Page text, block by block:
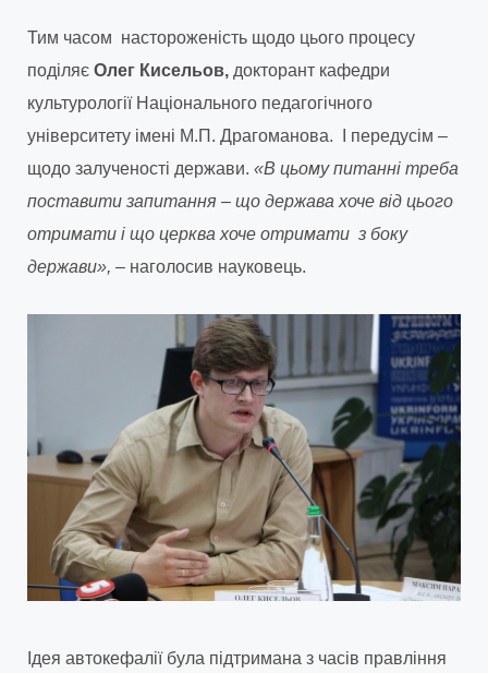
Тим часом настороженість щодо цього процесу
поділяє Олег Кисельов, докторант кафедри
культурології Національного педагогічного
університету імені М.П. Драгоманова. І передусім –
щодо залученості держави. «В цьому питанні треба
поставити запитання – що держава хоче від цього
отримати і що церква хоче отримати з боку
держави», – наголосив науковець.
Ідея автокефалії була підтримана з часів правління